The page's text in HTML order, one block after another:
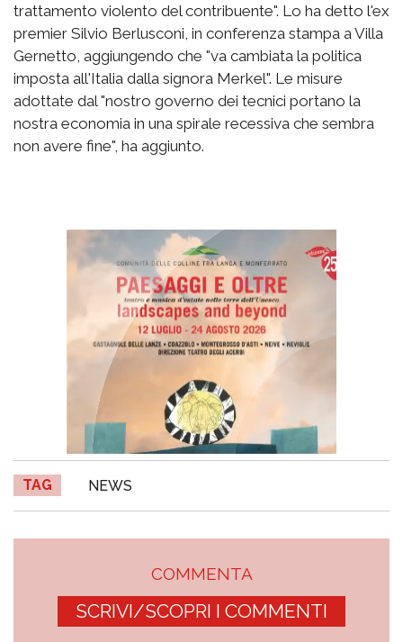
trattamento violento del contribuente". Lo ha detto l'ex
premier Silvio Berlusconi, in conferenza stampa a Villa
Gernetto, aggiungendo che "va cambiata la politica
imposta all'Italia dalla signora Merkel". Le misure
adottate dal "nostro governo dei tecnici portano la
nostra economia in una spirale recessiva che sembra
non avere fine", ha aggiunto.
TAG NEWS
COMMENTA
SCRIVI/SCOPRI I COMMENTI